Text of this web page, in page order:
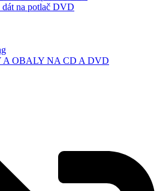
dát na potlač DVD
OBALY NA CD A DVD